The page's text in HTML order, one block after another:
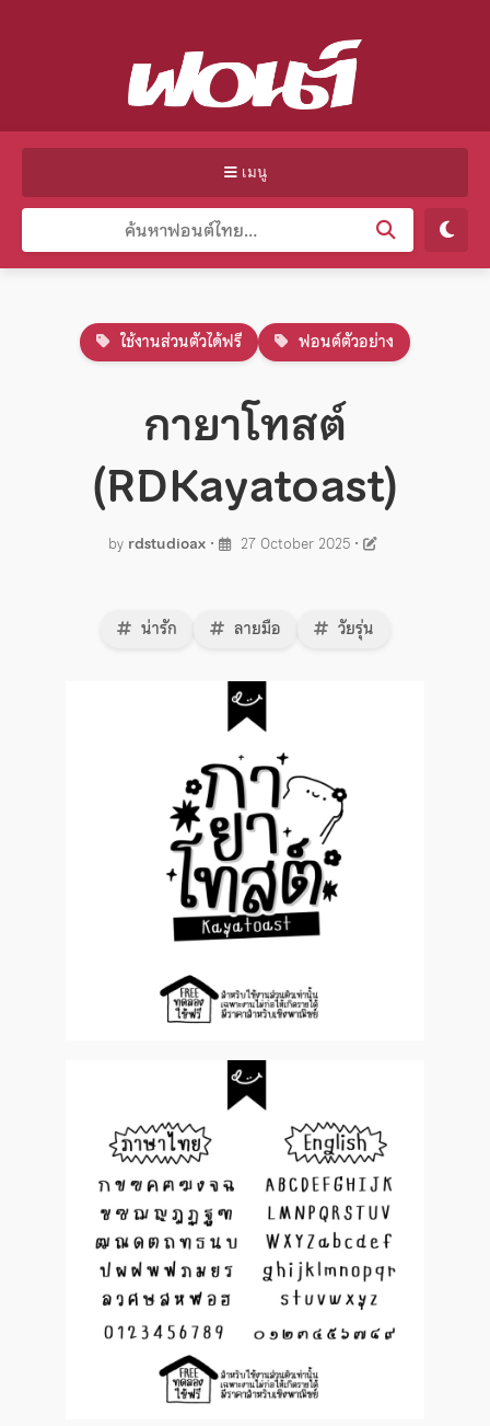
เมนู
ใช้งานส่วนตัวได้ฟรี ฟอนต์ตัวอย่าง
กายาโทสต์
(RDKayatoast)
by rdstudioax• 27 October 2025•
น่ารัก ลายมือ วัยรุ่น